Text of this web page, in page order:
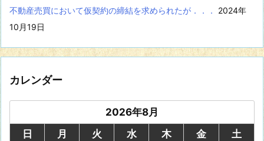
不動産売買において仮契約の締結を求められたが．．．
2024年
10月19日
カレンダー
2026年8月
日
月 火 水 木 金
土